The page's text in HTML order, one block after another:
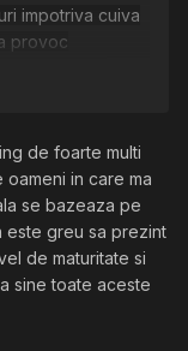
impotriva cuiva
provoc
atunci cand le
de foarte multi
oameni in care ma
se bazeaza pe
este greu sa prezint
de maturitate si
sine toate aceste